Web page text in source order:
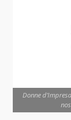
Donne